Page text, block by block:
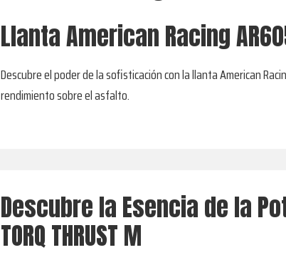
Llanta American Racing
Descubre el poder de la sofisticación con la llanta American
rendimiento sobre el asfalto.
Descubre la Esencia de la
TORQ THRUST M